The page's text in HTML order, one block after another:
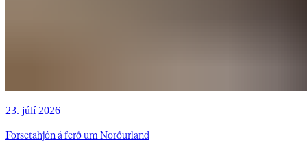
23. júlí 2026
Forsetahjón á ferð um Norðurland